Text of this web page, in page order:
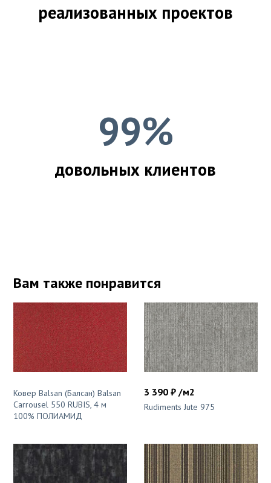
реализованных проектов
99%
довольных клиентов
Вам также понравится
Ковер Balsan (Балсан) Balsan
Carrousel 550 RUBIS, 4 м
100% ПОЛИАМИД
3 390 ₽ /м2
Rudiments Jute 975